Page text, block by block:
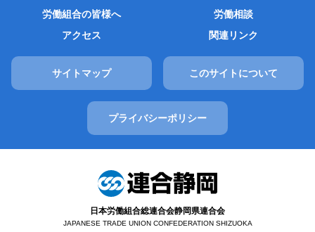
労働組合の皆様へ
労働相談
アクセス
関連リンク
サイトマップ このサイトについて
プライバシーポリシー
日本労働組合総連合会静岡県連合会
JAPANESE TRADE UNION CONFEDERATION SHIZUOKA